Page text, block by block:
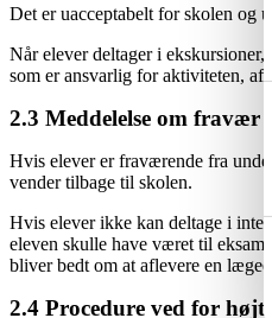
Det er uacceptabelt for skolen og
Når elever deltager i
som er ansvarlig for aktiviteten,
2.3 Meddelelse om fravær
Hvis elever er fraværende fra
vender tilbage til skolen.
Hvis elever ikke kan deltage i
eleven skulle have været til
bliver bedt om at aflevere en
2.4 Procedure ved for højt